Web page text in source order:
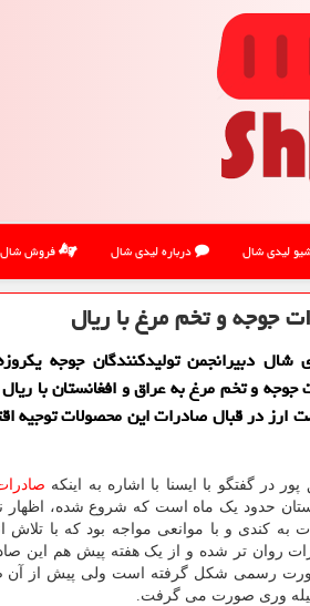
لیدی شال درباره لیدی شال فروش شال
جوجه و تخم مرغ با ریال
دبیرانجمن تولیدكنندگان جوجه
و تخم مرغ به عراق و افغانستان با ریال
ارز در قبال صادرات این محصولات توجیه
در گفتگو با ایسنا با اشاره به اینکه
حدود یک ماه است که شروع شده، اظهار
به کندی و با موانعی مواجه بود که با تلاش
روان تر شده و از یک هفته پیش هم این
صورت رسمی شکل گرفته است ولی پیش از آن
وری صورت می گرفت.